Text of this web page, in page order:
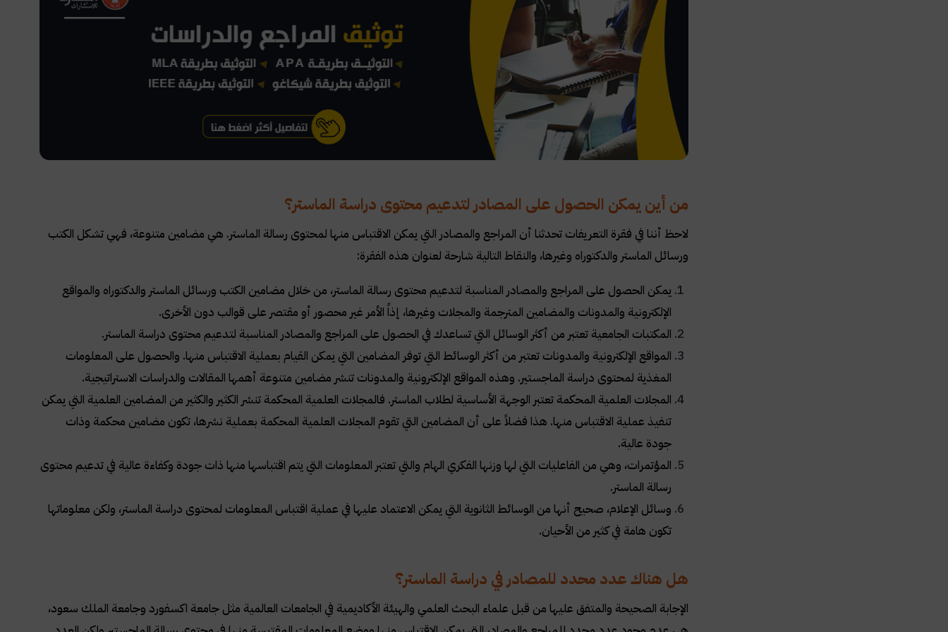
من أين يمكن الحصول على المصادر لتدعيم محتوى دراسة الماستر؟
لاحظ أننا في فقرة التعريفات تحدثنا أن المراجع والمصادر التي يمكن الاقتباس منها لمحتوى رسالة الماستر. هي مضامين متنوعة، فهي تشكل الكتب
ورسائل الماستر والدكتوراه وغيرها، والنقاط التالية شارحة لعنوان هذه الفقرة:
يمكن الحصول على المراجع والمصادر المناسبة لتدعيم محتوى رسالة الماستر، من خلال مضامين الكتب ورسائل الماستر والدكتوراه والمواقع
الإلكترونية والمدونات والمضامين المترجمة والمجلات وغيرها، إذاً الأمر غير محصور أو مقتصر على قوالب دون الأخرى.
المكتبات الجامعية تعتبر من أكثر الوسائل التي تساعدك في الحصول على المراجع والمصادر المناسبة لتدعيم محتوى دراسة الماستر.
المواقع الإلكترونية والمدونات تعتبر من أكثر الوسائط التي توفر المضامين التي يمكن القيام بعملية الاقتباس منها. والحصول على المعلومات
المغذية لمحتوى دراسة الماجستير. وهذه المواقع الإلكترونية والمدونات تنشر مضامين متنوعة أهمها المقالات والدراسات الاستراتيجية.
المجلات العلمية المحكمة تعتبر الوجهة الأساسية لطلاب الماستر. فالمجلات العلمية المحكمة تنشر الكثير والكثير من المضامين العلمية التي يمكن
تنفيذ عملية الاقتباس منها. هذا فضلاً على أن المضامين التي تقوم المجلات العلمية المحكمة بعملية نشرها، تكون مضامين محكمة وذات
جودة عالية.
المؤتمرات، وهي من الفاعليات التي لها وزنها الفكري الهام والتي تعتبر المعلومات التي يتم اقتباسها منها ذات جودة وكفاءة عالية في تدعيم محتوى
رسالة الماستر.
وسائل الإعلام، صحيح أنها من الوسائط الثانوية التي يمكن الاعتماد عليها في عملية اقتباس المعلومات لمحتوى دراسة الماستر، ولكن معلوماتها
تكون هامة في كثير من الأحيان.
هل هناك عدد محدد للمصادر في دراسة الماستر؟
الإجابة الصحيحة والمتفق عليها من قبل علماء البحث العلمي والهيئة الأكاديمية في الجامعات العالمية مثل جامعة اكسفورد وجامعة الملك سعود،